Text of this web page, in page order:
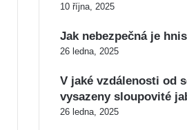
10 října, 2025
Jak nebezpečná je
26 ledna, 2025
V jaké vzdálenosti od
vysazeny sloupovité
26 ledna, 2025